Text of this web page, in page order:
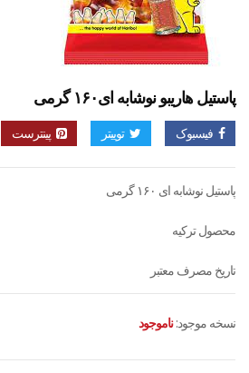
پاستیل هاریبو نوشابه ای۱۶۰ گرمی
فیسبوک توییتر پینترست
پاستیل نوشابه ای ۱۶۰ گرمی
محصول ترکیه
تاریخ مصرف معتبر
نسخه موجود: ناموجود